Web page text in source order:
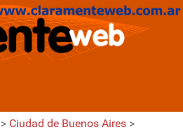
> Ciudad de Buenos Aires >